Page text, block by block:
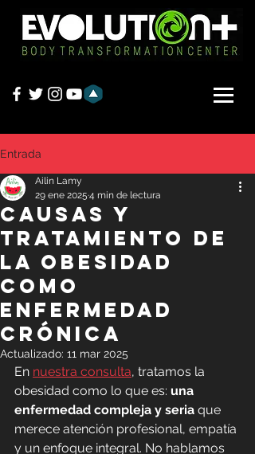
Entrada
Causas y
tratamiento de
la obesidad
como
enfermedad
crónica
Ailin Lamy
29 ene 2025 4 min de lectura
Actualizado: 11 mar 2025
En nuestra consulta, tratamos la
obesidad como lo que es: una
enfermedad compleja y seria que
merece atención profesional, empatía
y un enfoque integral. No hablamos